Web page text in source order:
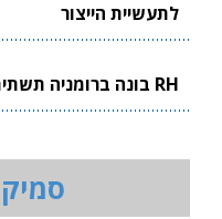
לתעשיית הייצור
RH בונה ברומניה תשתית ייצור ביטחוני ישראלית